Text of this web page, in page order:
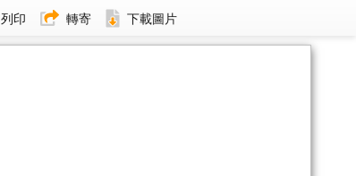
列印 轉寄 下載圖片